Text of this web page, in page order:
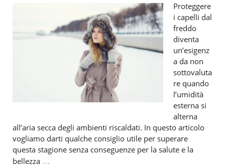
Proteggere
i capelli dal
freddo
diventa
un’esigenz
a da non
sottovaluta
re quando
l’umidità
esterna si
alterna
all’aria secca degli ambienti riscaldati. In questo articolo
vogliamo darti qualche consiglio utile per superare
questa stagione senza conseguenze per la salute e la
bellezza …